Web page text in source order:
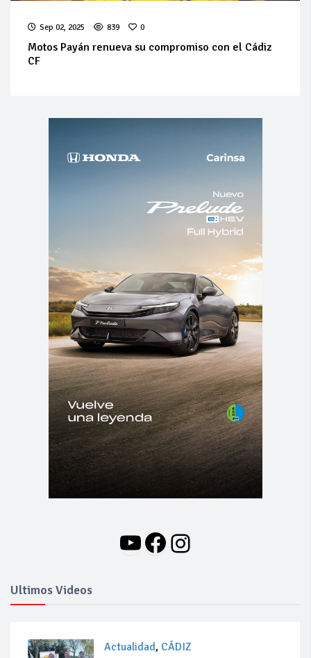
Sep 02, 2025 839 0
Motos Payán renueva su compromiso con el Cádiz
CF
YouTube
Facebook
Instagram
Ultimos Videos
Actualidad, CÁDIZ